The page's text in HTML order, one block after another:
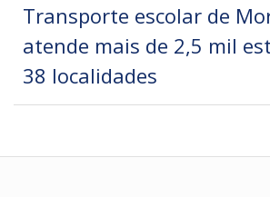
Transporte escolar de
atende mais de 2,5 mil
38 localidades